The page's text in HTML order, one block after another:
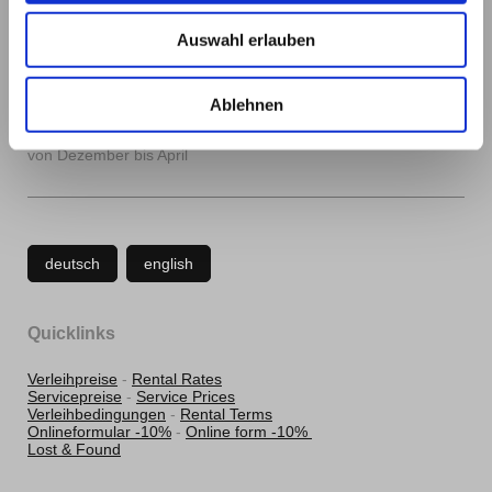
Auswahl erlauben
Ablehnen
Öffnungszeiten
08:00-18:00
von Dezember bis April
deutsch english
Quicklinks
Verleihpreise - Rental Rates
Servicepreise - Service Prices
Verleihbedingungen - Rental Terms
Onlineformular -10% - Online form -10%
Lost & Found